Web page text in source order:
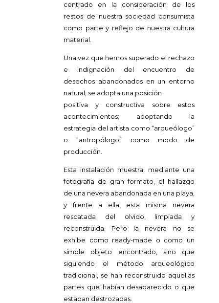
centrado en la consideración de los
restos de nuestra sociedad consumista
como parte y reflejo de nuestra cultura
material.
Una vez que hemos superado el rechazo
e indignación del encuentro de
desechos abandonados en un entorno
natural, se adopta una posición
positiva y constructiva sobre estos
acontecimientos; adoptando la
estrategia del artista como “arqueólogo”
o “antropólogo” como modo de
producción.
Esta instalación muestra, mediante una
fotografía de gran formato, el hallazgo
de una nevera abandonada en una playa,
y frente a ella, esta misma nevera
rescatada del olvido, limpiada y
reconstruida. Pero la nevera no se
exhibe como ready-made o como un
simple objeto encontrado, sino que
siguiendo el método arqueológico
tradicional, se han reconstruido aquellas
partes que habían desaparecido o que
estaban destrozadas.